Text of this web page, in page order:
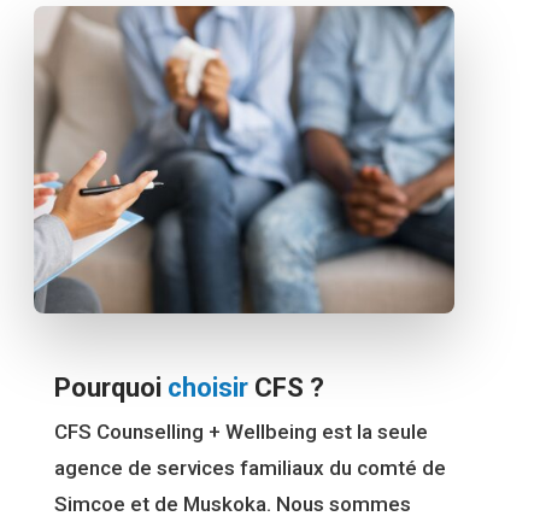
Pourquoi choisirCFS ?
CFS Counselling + Wellbeing est la seule
agence de services familiaux du comté de
Simcoe et de Muskoka. Nous sommes